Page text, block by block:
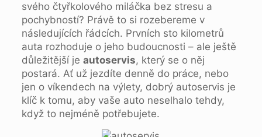
svého čtyřkolového miláčka bez stresu a
pochybností? Právě to si rozebereme v
následujících řádcích. Prvních sto kilometrů
auta rozhoduje o jeho budoucnosti – ale ještě
důležitější je autoservis, který se o něj
postará. Ať už jezdíte denně do práce, nebo
jen o víkendech na výlety, dobrý autoservis je
klíč k tomu, aby vaše auto neselhalo tehdy,
když to nejméně potřebujete.